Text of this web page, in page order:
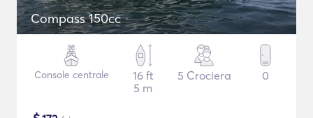
Compass 150cc
Console centrale
16 ft
5 m
5 Crociera 0